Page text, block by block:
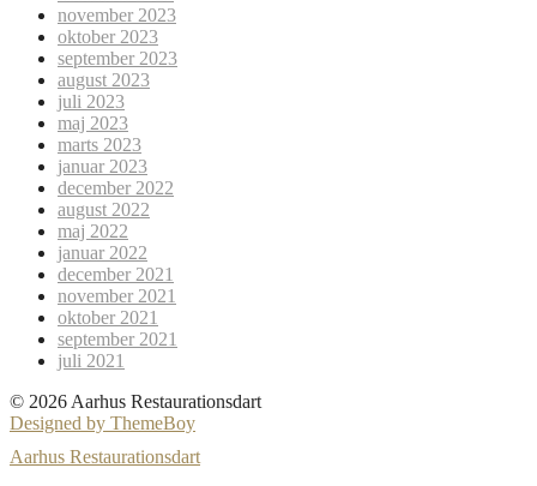
november 2023
oktober 2023
september 2023
august 2023
juli 2023
maj 2023
marts 2023
januar 2023
december 2022
august 2022
maj 2022
januar 2022
december 2021
november 2021
oktober 2021
september 2021
juli 2021
© 2026 Aarhus Restaurationsdart
Designed by ThemeBoy
Aarhus Restaurationsdart